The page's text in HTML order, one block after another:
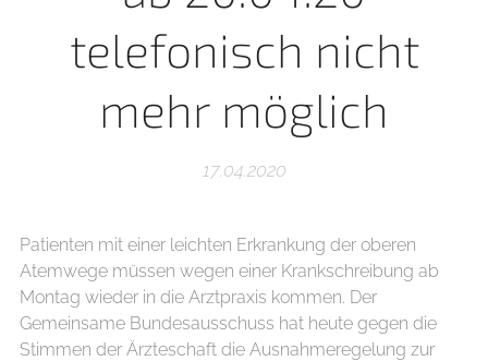
telefonisch nicht
mehr möglich
17.04.2020
Patienten mit einer leichten Erkrankung der oberen
Atemwege müssen wegen einer Krankschreibung ab
Montag wieder in die Arztpraxis kommen. Der
Gemeinsame Bundesausschuss hat heute gegen die
Stimmen der Ärzteschaft die Ausnahmeregelung zur